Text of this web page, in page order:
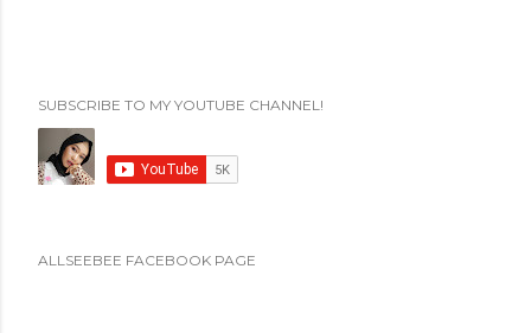
SUBSCRIBE TO MY YOUTUBE CHANNEL!
ALLSEEBEE FACEBOOK PAGE